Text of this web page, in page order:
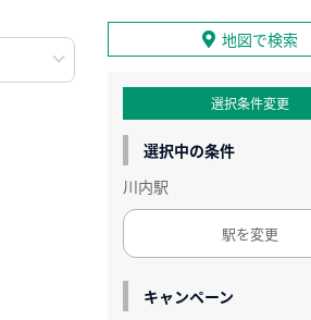
地図で検索
選択条件変更
選択中の条件
川内駅
駅を変更
キャンペーン